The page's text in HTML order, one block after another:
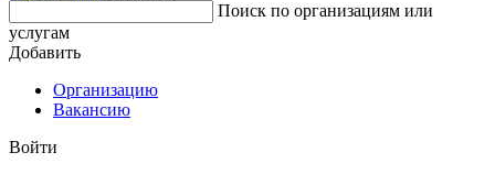
Поиск по организациям или
услугам
Добавить
Организацию
Вакансию
Войти